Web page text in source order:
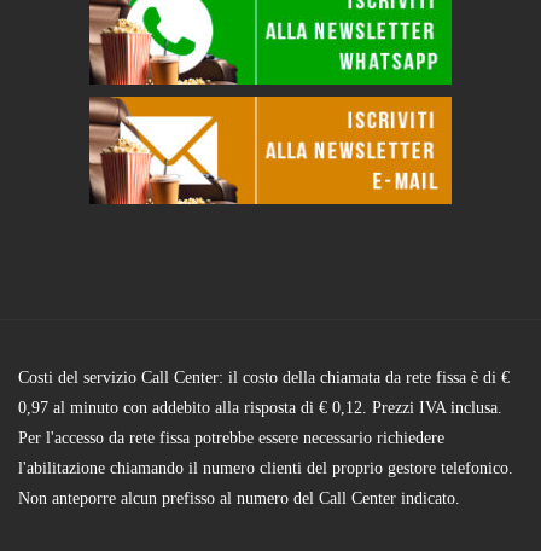
Costi del servizio Call Center: il costo della chiamata da rete fissa è di €
0,97 al minuto con addebito alla risposta di € 0,12. Prezzi IVA inclusa.
Per l'accesso da rete fissa potrebbe essere necessario richiedere
l'abilitazione chiamando il numero clienti del proprio gestore telefonico.
Non anteporre alcun prefisso al numero del Call Center indicato.